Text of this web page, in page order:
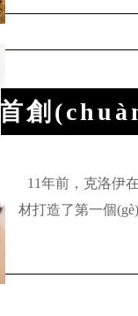
首創
11年前，克洛
材打造了第一個